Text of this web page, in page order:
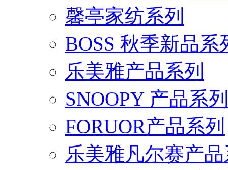
馨亭家纺系列
BOSS 秋季新品系
乐美雅产品系列
SNOOPY 产品系列
FORUOR产品系列
乐美雅凡尔赛产